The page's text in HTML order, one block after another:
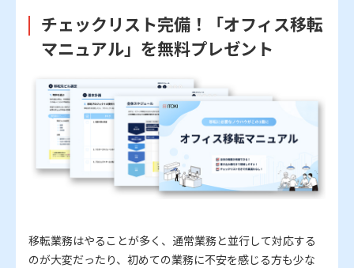
チェックリスト完備！「オフィス移転
マニュアル」を無料プレゼント
移転業務はやることが多く、通常業務と並行して対応する
のが大変だったり、初めての業務に不安を感じる方も少な